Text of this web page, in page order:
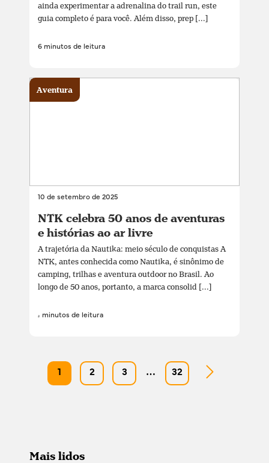
ainda experimentar a adrenalina do trail run, este
guia completo é para você. Além disso, prep [...]
6 minutos de leitura
10 de setembro de 2025
NTK celebra 50 anos de aventuras
e histórias ao ar livre
A trajetória da Nautika: meio século de conquistas A
NTK, antes conhecida como Nautika, é sinônimo de
camping, trilhas e aventura outdoor no Brasil. Ao
longo de 50 anos, portanto, a marca consolid [...]
4 minutos de leitura
Aventura
2 3 … 32
Mais lidos